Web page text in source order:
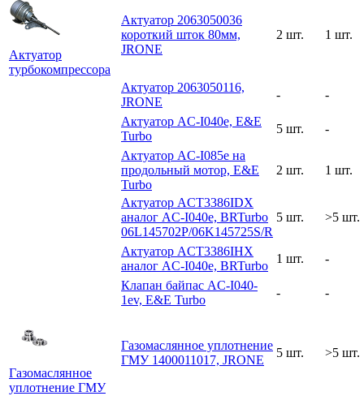
Актуатор
турбокомпрессора
Актуатор 2063050036
короткий шток 80мм,
JRONE
2 шт. 1 шт.
Актуатор 2063050116,
JRONE
-
-
Актуатор AC-I040e, E&E
Turbo
5 шт.
-
Актуатор AC-I085e на
продольный мотор, E&E
Turbo
2 шт. 1 шт.
Актуатор ACT3386IDX
аналог AC-I040e, BRTurbo
06L145702P/06K145725S/R
5 шт. >5 шт.
Актуатор ACT3386IHX
аналог AC-I040e, BRTurbo
1 шт.
-
Клапан байпас AC-I040-
1ev, E&E Turbo
- -
Газомаслянное
уплотнение ГМУ
Газомаслянное уплотнение
ГМУ 1400011017, JRONE
5 шт. >5 шт.